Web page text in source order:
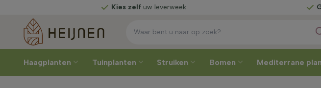
van de kweker uw leverweek
Haagplanten Tuinplanten Struiken Bomen Mediterrane